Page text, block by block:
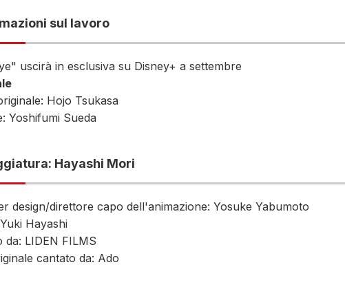
sul lavoro
uscirà in esclusiva su Disney+ a settembre
Hojo Tsukasa
Yoshifumi Sueda
Hayashi Mori
design/direttore capo dell'animazione: Yosuke Yabumoto
Hayashi
da: LIDEN FILMS
cantato da: Ado